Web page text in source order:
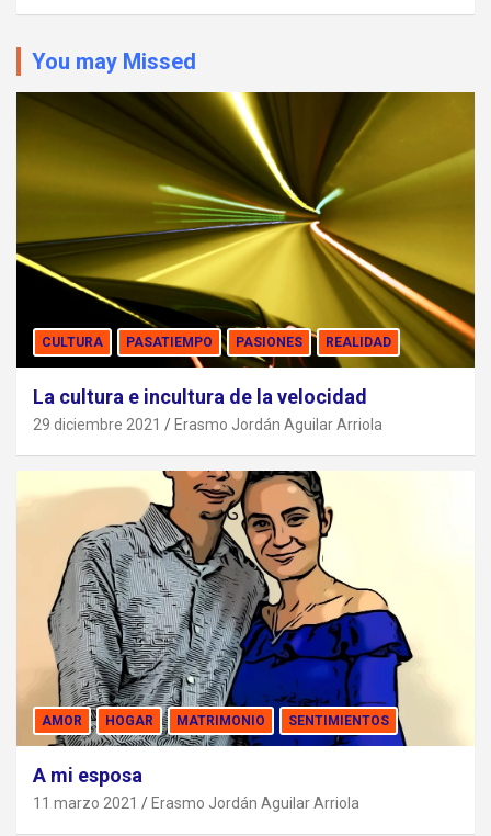
You may Missed
CULTURA PASATIEMPO PASIONES REALIDAD
La cultura e incultura de la velocidad
29 diciembre 2021 Erasmo Jordán Aguilar Arriola
AMOR HOGAR MATRIMONIO SENTIMIENTOS
A mi esposa
11 marzo 2021 Erasmo Jordán Aguilar Arriola